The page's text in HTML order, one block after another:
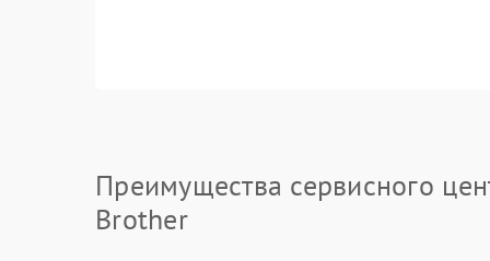
Преимущества сервисного
Brother